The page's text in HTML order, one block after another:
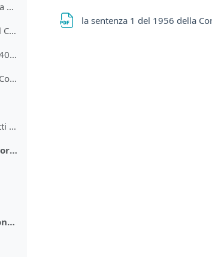
La Costituzione italiana (tratta dal sito del Senato)
Le Disposizioni preliminari al Codice civile (c.d. "preleggi")
La legge 23 agosto 1088, n. 400 (estratto)
la sentenza 1 del 1956 della Corte cosittuzionale
1. A cosa serve lo Stato? Diritti "vecchi" e diritti "nuovi"
Altri materiali relativi al Corso di diritto costituzionale
Link di interesse costituzionalistico
la sentenza 1 del 1956 della